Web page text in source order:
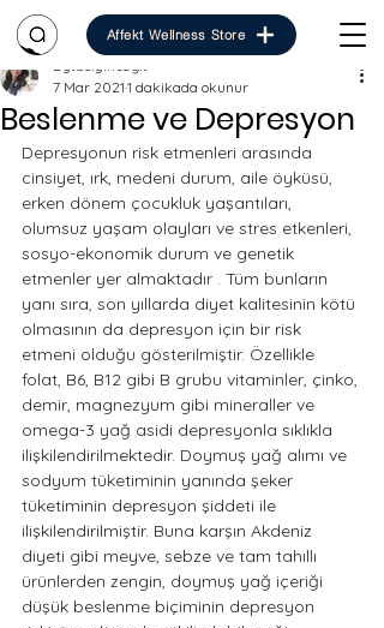
Affekt Wellness Store
Beslenme ve Depresyon
Dytbelginsağıt
7 Mar 2021 1 dakikada okunur
Depresyonun risk etmenleri arasında
cinsiyet, ırk, medeni durum, aile öyküsü,
erken dönem çocukluk yaşantıları,
olumsuz yaşam olayları ve stres etkenleri,
sosyo-ekonomik durum ve genetik
etmenler yer almaktadır . Tüm bunların
yanı sıra, son yıllarda diyet kalitesinin kötü
olmasının da depresyon için bir risk
etmeni olduğu gösterilmiştir. Özellikle
folat, B6, B12 gibi B grubu vitaminler, çinko,
demir, magnezyum gibi mineraller ve
omega-3 yağ asidi depresyonla sıklıkla
ilişkilendirilmektedir. Doymuş yağ alımı ve
sodyum tüketiminin yanında şeker
tüketiminin depresyon şiddeti ile
ilişkilendirilmiştir. Buna karşın Akdeniz
diyeti gibi meyve, sebze ve tam tahıllı
ürünlerden zengin, doymuş yağ içeriği
düşük beslenme biçiminin depresyon